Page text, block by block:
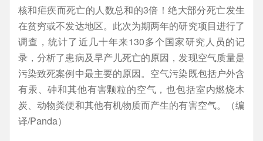
核和疟疾而死亡的人数总和的3倍！绝大部分死亡发生
在贫穷或不发达地区。此次为期两年的研究项目进行了
调查，统计了近几十年来130多个国家研究人员的记
录，分析了患病及早产儿死亡的原因，发现空气质量是
污染致死案例中最主要的原因。空气污染既包括户外含
有汞、砷和其他有害颗粒的空气，也包括室内燃烧木
炭、动物粪便和其他有机物质而产生的有害空气。（编
译/Panda）